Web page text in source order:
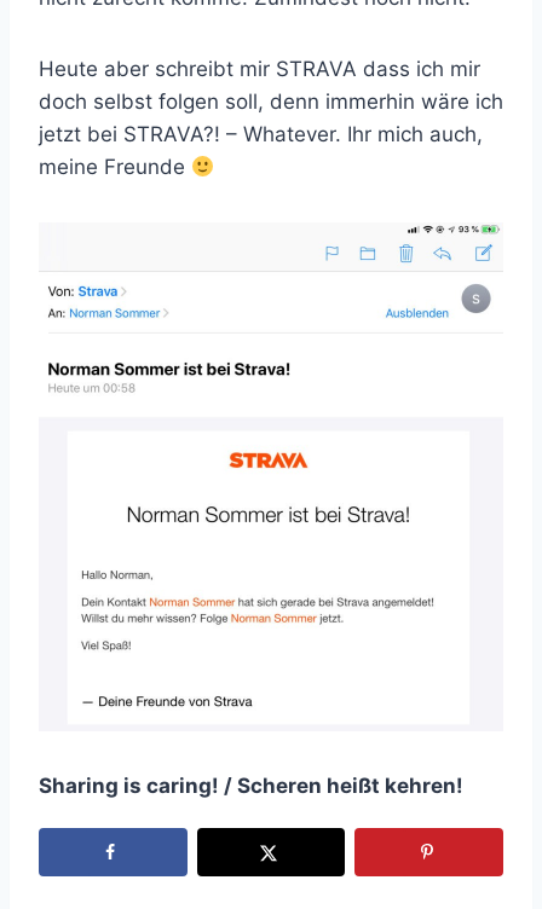
Heute aber schreibt mir STRAVA dass ich mir
doch selbst folgen soll, denn immerhin wäre ich
jetzt bei STRAVA?! – Whatever. Ihr mich auch,
meine Freunde
Sharing is caring! / Scheren heißt kehren!